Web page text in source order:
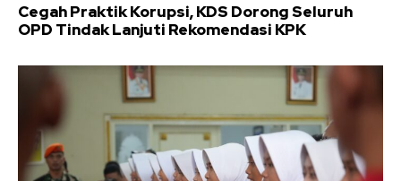
Cegah Praktik Korupsi, KDS Dorong Seluruh
OPD Tindak Lanjuti Rekomendasi KPK